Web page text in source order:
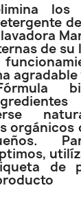
los
de su
orgánicos
de